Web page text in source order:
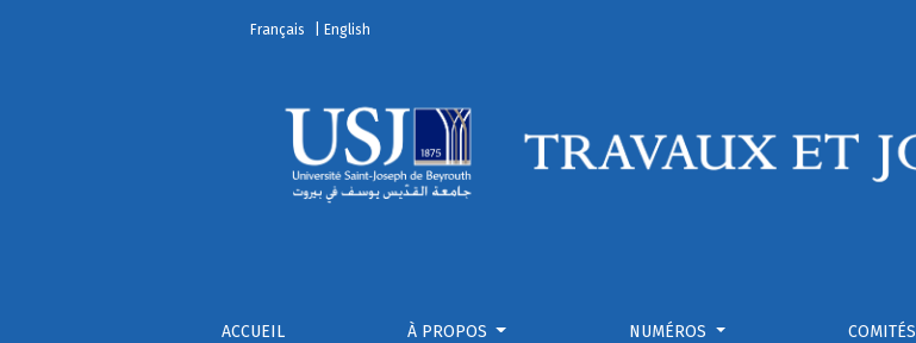
Comment soumettre ?
Français | English
ACCUEIL À PROPOS NUMÉROS COMITÉS